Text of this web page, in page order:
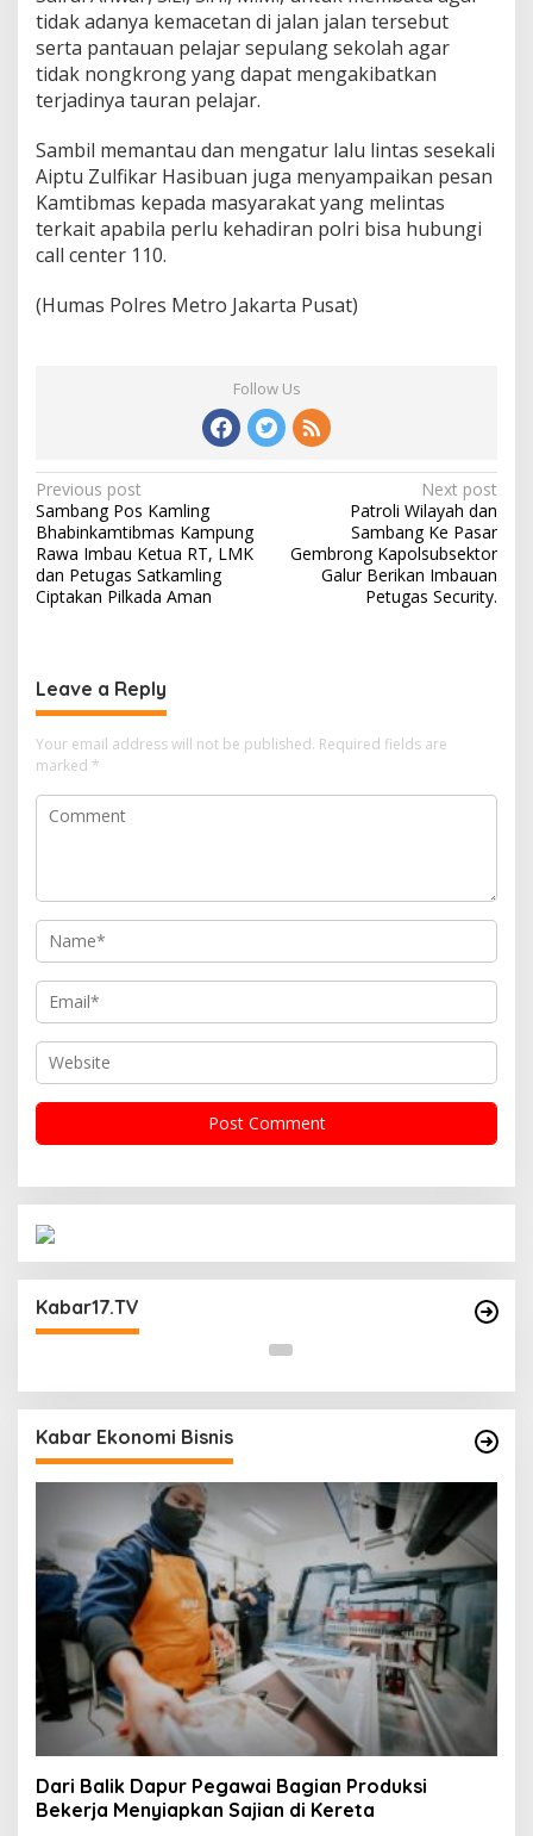
tidak adanya kemacetan di jalan jalan tersebut
serta pantauan pelajar sepulang sekolah agar
tidak nongkrong yang dapat mengakibatkan
terjadinya tauran pelajar.
Sambil memantau dan mengatur lalu lintas sesekali
Aiptu Zulfikar Hasibuan juga menyampaikan pesan
Kamtibmas kepada masyarakat yang melintas
terkait apabila perlu kehadiran polri bisa hubungi
call center 110.
(Humas Polres Metro Jakarta Pusat)
Follow Us
Post
navigation
Previous post
Sambang Pos Kamling
Bhabinkamtibmas Kampung
Rawa Imbau Ketua RT, LMK
dan Petugas Satkamling
Ciptakan Pilkada Aman
Next post
Patroli Wilayah dan
Sambang Ke Pasar
Gembrong Kapolsubsektor
Galur Berikan Imbauan
Petugas Security.
Leave a Reply
Your email address will not be published. Required fields are
marked *
Kabar17.TV
Operasi Cipta Kondisi Digelar Polsek
Malam Libur
Kabar Ekonomi Bisnis
Dari Balik Dapur Pegawai Bagian Produksi
Bekerja Menyiapkan Sajian di Kereta